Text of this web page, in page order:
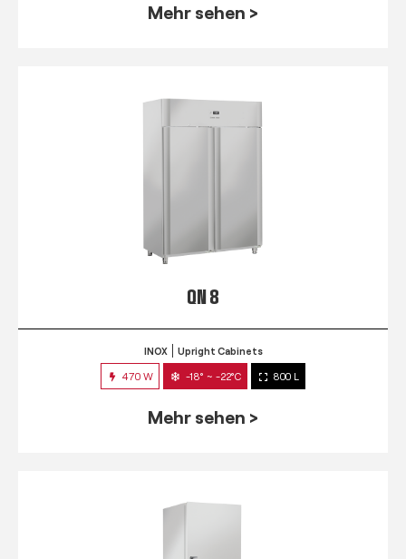
Mehr sehen >
QN 8
INOX Upright Cabinets
470 W -18° ~ -22°C 800 L
Mehr sehen >